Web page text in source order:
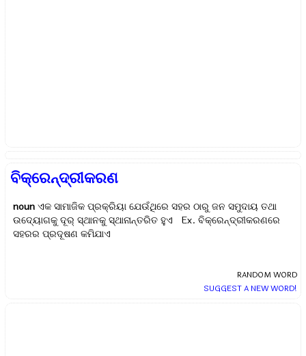
ବିକ୍ରେନ୍ଦ୍ରୀକରଣ
noun ଏକ ସାମାଜିକ ପ୍ରକ୍ରିୟା ଯେଉଁଥିରେ ସହର ଠାରୁ ଜନ ସମୁଦାୟ ତଥା
ଉଦ୍ୟୋଗକୁ ଦୂର୍ ସ୍ଥାନକୁ ସ୍ଥାନାନ୍ତରିତ ହୁଏ Ex.ବିକ୍ରେନ୍ଦ୍ରୀକରଣରେ
ସହରର ପ୍ରଦୂଷଣ କମିଯାଏ
RANDOM WORD
SUGGEST A NEW WORD!